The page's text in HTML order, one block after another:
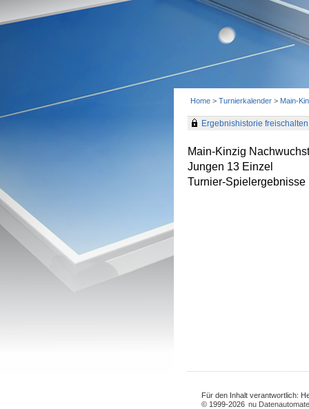
Home > Turnierkalender > Main-
Ergebnishistorie freischalten
Main-Kinzig
Jungen 13 Einzel
Turnier-Spielergebnisse
Für den Inhalt verantwortlich:
© 1999-2026 nu